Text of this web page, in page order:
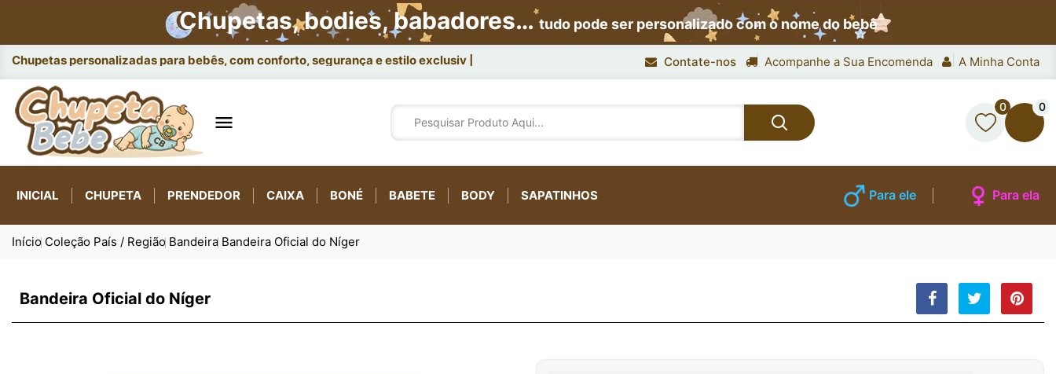
Chupetas, bodies, babadores…tudo pode ser personalizado com o nome do bebê
Chupetas personalizadas para bebês, com conforto, segurança e estilo exclusivo. Contate-nos Acompanhe a Sua Encomenda A Minha Conta

0 0
INICIAL CHUPETA PRENDEDOR CAIXA BONÉ BABETE BODY SAPATINHOS Para ele Para ela
Início Coleção País / Região Bandeira Bandeira Oficial do Níger
Bandeira Oficial do Níger